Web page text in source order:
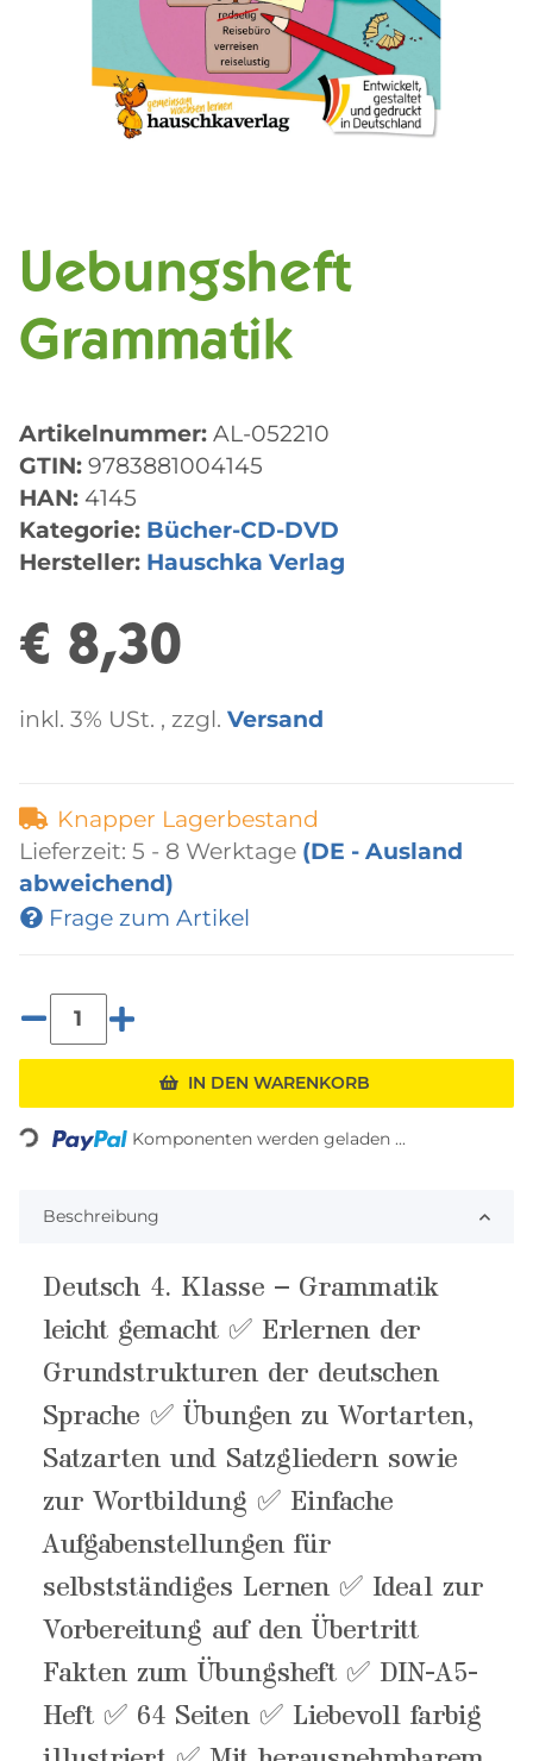
Uebungsheft
Grammatik
Artikelnummer: AL-052210
GTIN: 9783881004145
HAN: 4145
Kategorie: Bücher-CD-DVD
Hersteller: Hauschka Verlag
€ 8,30
inkl. 3% USt. , zzgl. Versand
Knapper Lagerbestand
Lieferzeit: 5 - 8 Werktage (DE - Ausland
abweichend)
Frage zum Artikel
IN DEN WARENKORB
Loading... Komponenten werden geladen ...
Beschreibung
Deutsch 4. Klasse – Grammatik
leicht gemacht ✅ Erlernen der
Grundstrukturen der deutschen
Sprache ✅ Übungen zu Wortarten,
Satzarten und Satzgliedern sowie
zur Wortbildung ✅ Einfache
Aufgabenstellungen für
selbstständiges Lernen ✅ Ideal zur
Vorbereitung auf den Übertritt
Fakten zum Übungsheft ✅ DIN-A5-
Heft ✅ 64 Seiten ✅ Liebevoll farbig